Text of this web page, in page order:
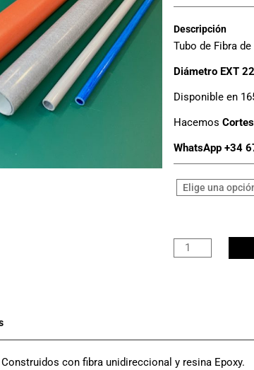
Descripción
Tubo de Fibra
Diámetro EXT
Disponible en
Hacemos
WhatsApp +34
Tubo
Fibra
Construidos con fibra unidireccional y resina Epoxy.